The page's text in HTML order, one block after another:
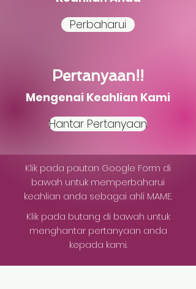
Perbaharui
Pertanyaan!!
Mengenai Keahlian Kami
Hantar Pertanyaan
Klik pada pautan Google Form di
bawah untuk memperbaharui
keahlian anda sebagai ahli MAME.
Klik pada butang di bawah untuk
menghantar pertanyaan anda
kepada kami.